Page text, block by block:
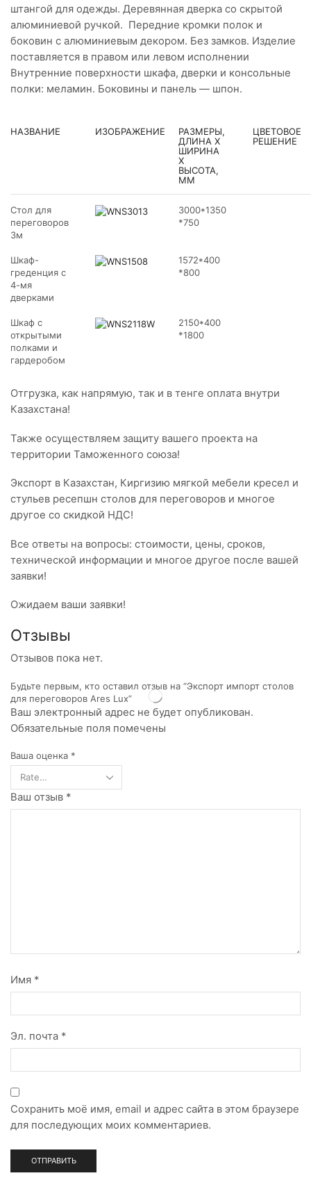
штангой для одежды. Деревянная дверка со скрытой
алюминиевой ручкой. Передние кромки полок и
боковин с алюминиевым декором. Без замков. Изделие
поставляется в правом или левом исполнении
Внутренние поверхности шкафа, дверки и консольные
полки: меламин. Боковины и панель — шпон.
НАЗВАНИЕ ИЗОБРАЖЕНИЕ
РАЗМЕРЫ,
ДЛИНА Х
ШИРИНА
Х
ВЫСОТА,
ММ
ЦВЕТОВОЕ
РЕШЕНИЕ
Стол для
переговоров
3м
3000*1350
*750
Шкаф-
греденция с
4-мя
дверками
1572*400
*800
Шкаф с
открытыми
полками и
гардеробом
2150*400
*1800
Отгрузка, как напрямую, так и в тенге оплата внутри
Казахстана!
Также осуществляем защиту вашего проекта на
территории Таможенного союза!
Экспорт в Казахстан, Киргизию мягкой мебели кресел и
стульев ресепшн столов для переговоров и многое
другое со скидкой НДС!
Все ответы на вопросы: стоимости, цены, сроков,
технической информации и многое другое после вашей
заявки!
Ожидаем ваши заявки!
Отзывы
Отзывов пока нет.
Будьте первым, кто оставил отзыв на “Экспорт импорт столов
для переговоров Ares Lux”
Ваш электронный адрес не будет опубликован.
Обязательные поля помечены
Ваша оценка *
Ваш отзыв *
Имя *
Эл. почта *
Сохранить моё имя, email и адрес сайта в этом браузере
для последующих моих комментариев.